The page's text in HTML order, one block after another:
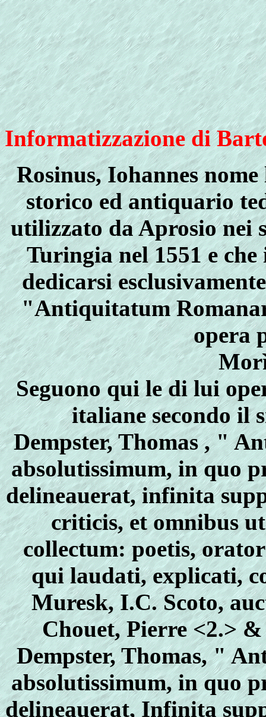
Informatizzazione di
Rosinus, Iohannesnome
storico ed antiquario
utilizzato da Aprosio nei
Turingianel 1551 e
dedicarsi
"Antiquitatum
opera
Seguono qui le di lui
italiane secondo il
Dempster, Thomas , "
absolutissimum, in quo
delineauerat, infinita
criticis, et omnibus
collectum: poetis,
qui laudati, explicati,
Muresk, I.C. Scoto,
Chouet, Pierre <2.>
Dempster, Thomas, "
absolutissimum, in quo
delineauerat, Infinita